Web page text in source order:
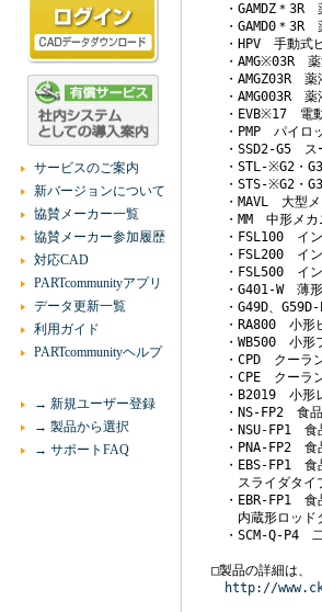
サービスのご案内
新バージョンについて
協賛メーカー一覧
協賛メーカー参加履歴
対応CAD
PARTcommunityアプリ
データ更新一覧
利用ガイド
PARTcommunityヘルプ
→ 新規ユーザー登録
→ 製品から選択
→ サポートFAQ
・GAMDZ＊3R　
・GAMD0＊3R　
・HPV　手動式
・AMG※03R　薬
・AMGZ03R　薬
・AMG003R　薬
・EVB※17　電
・PMP　パイロ
・SSD2-G5　ス
・STL-※G2・G3
・STS-※G2・G3
・MAVL　大型メ
・MM　中形メカ
・FSL100　イン
・FSL200　イン
・FSL500　イン
・G401-W　薄形
・G49D、
・RA800　小形
・WB500　小形
・CPD　クーラ
・CPE　クーラ
・B2019　小形
・NS-FP2　食品
・NSU-FP1　食
・PNA-FP2　食
・EBS-FP1　食
スライダタイ
・EBR-FP1　食
内蔵形ロッド
・SCM-Q-P4　二
□製品の詳細は、
http://